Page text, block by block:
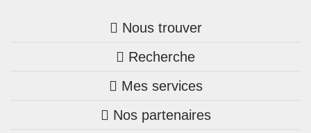
Nous trouver
Trouver une agence
Bretagne
Pays de la Loire
Recherche
Nos annonces
Maison + terrain
Mes services
Mon compte Trecobois
Nos partenaires